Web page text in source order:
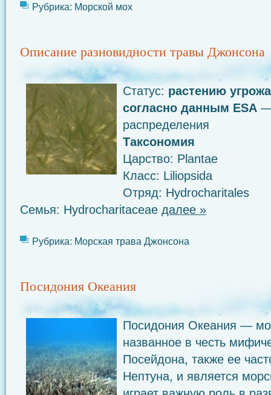
Рубрика: Морской мох
Описание разновидности травы Джонсона
Статус: растению
согласно данным ESA —
распределения
Таксономия
Царство: Plantae
Класс: Liliopsida
Отряд: Hydrocharitales
Семья: Hydrocharitaceae далее »
Рубрика: Морская трава Джонсона
Посидония Океания
Посидония Океания —
названное в честь
Посейдона, также ее
Нептуна, и является